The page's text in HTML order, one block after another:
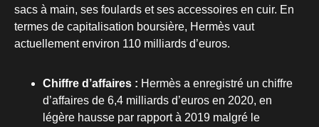
sacs à main, ses foulards et ses accessoires en cuir. En
termes de capitalisation boursière, Hermès vaut
actuellement environ 110 milliards d’euros.
Chiffre d’affaires : Hermès a enregistré un chiffre
d’affaires de 6,4 milliards d’euros en 2020, en
légère hausse par rapport à 2019 malgré le